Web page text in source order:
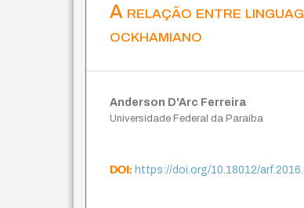
A relação entre
ockhamiano
Anderson D'Arc Ferreira
Universidade Federal da Paraíba
DOI:https://doi.org/10.18012/